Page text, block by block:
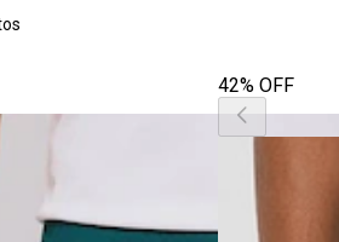
42% OFF